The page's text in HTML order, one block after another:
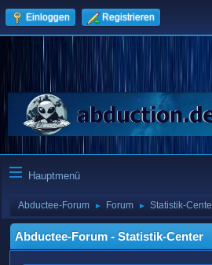
Einloggen Registrieren
Hauptmenü
Abductee-Forum ► Forum ► Statistik-
Abductee-Forum - Statistik-Center